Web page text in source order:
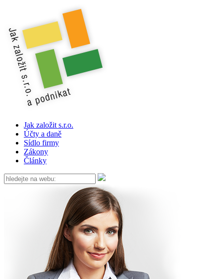
Jak založit s.r.o.
Účty a daně
Sídlo firmy
Zákony
Články